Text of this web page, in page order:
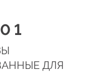
1
ДЛЯ